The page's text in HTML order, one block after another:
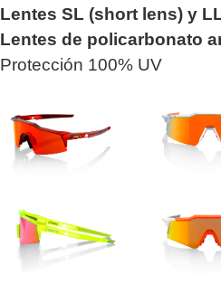
Lentes SL (short lens) y
Lentes de policarbonato
Protección 100% UV